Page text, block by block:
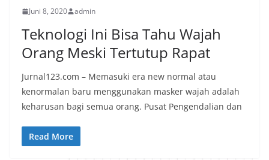
Juni 8, 2020 admin
Teknologi Ini Bisa Tahu Wajah
Orang Meski Tertutup Rapat
Jurnal123.com – Memasuki era new normal atau
kenormalan baru menggunakan masker wajah adalah
keharusan bagi semua orang. Pusat Pengendalian dan
Read More